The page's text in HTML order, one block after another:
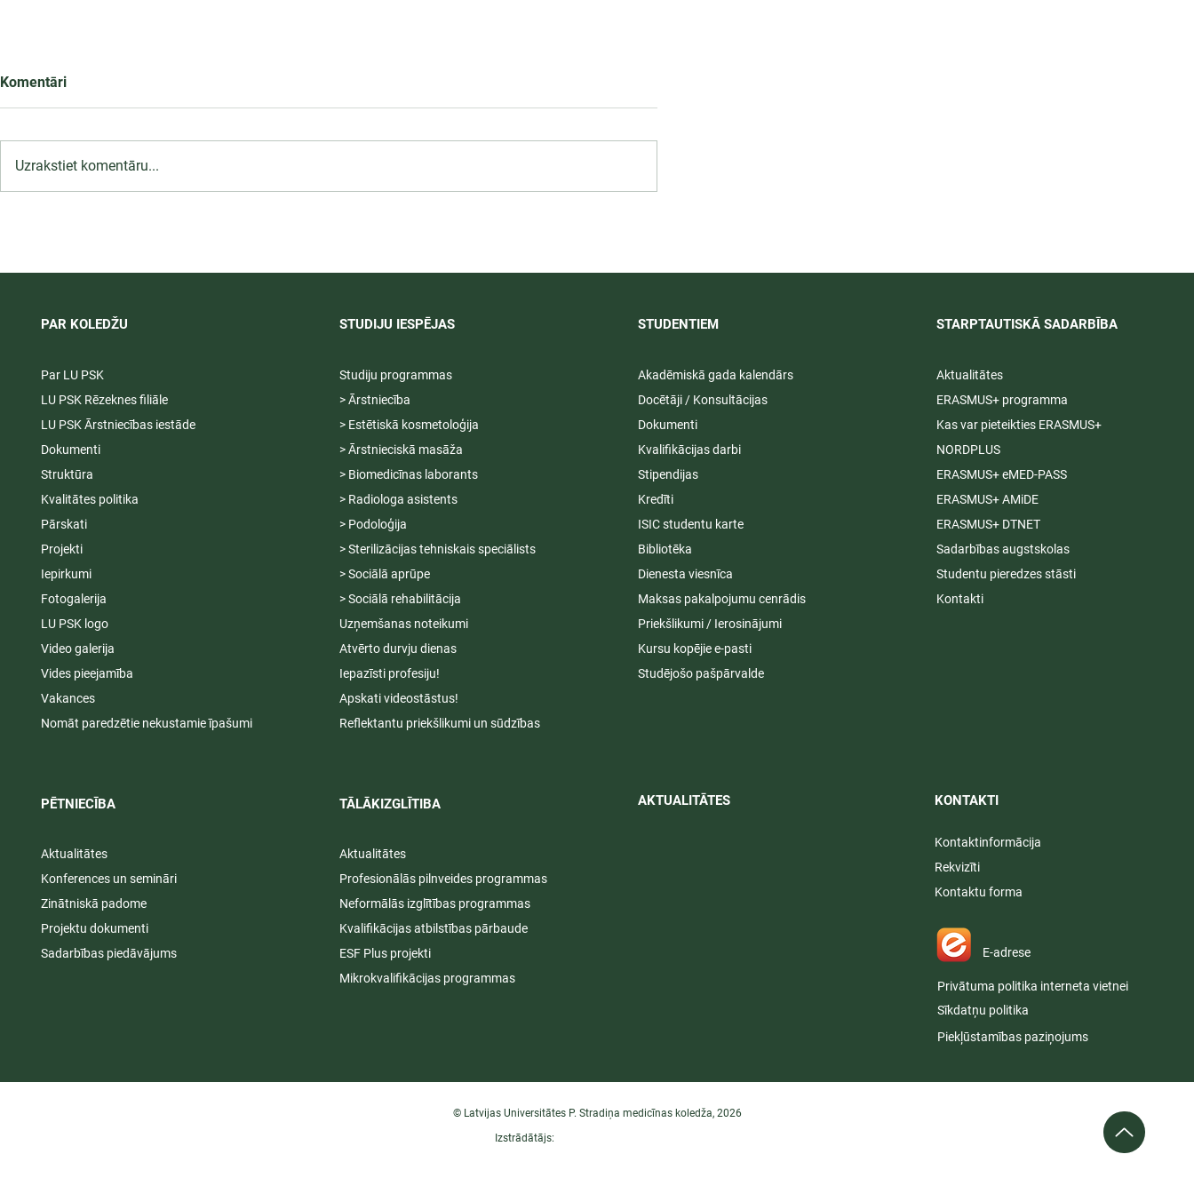
Komentāri
Uzrakstiet komentāru...
PAR KOLEDŽU
Par LU PSK
LU PSK Rēzeknes filiāle
LU PSK Ārstniecības iestāde
Dokumenti
Struktūra
Kvalitātes politika
Pārskati
Projekti
Iepirkumi
Fotogalerija
LU PSK logo
Video galerija
Vides pieejamība
Vakances
Nomāt paredzētie nekustamie īpašumi
PĒTNIECĪBA
Aktualitātes
Konferences un semināri
Zinātniskā padome
Projektu dokumenti
Sadarbības piedāvājums
STUDIJU IESPĒJAS
Studiju programmas
> Ārstniecība
> Estētiskā kosmetoloģija
> Ārstnieciskā masāža
> Biomedicīnas laborants
> Radiologa asistents
> Podoloģija
> Sterilizācijas tehniskais speciālists
> Sociālā aprūpe
> Sociālā rehabilitācija
Uzņemšanas noteikumi
Atvērto durvju dienas
Iepazīsti profesiju!
Apskati videostāstus!
Reflektantu priekšlikumi un sūdzības
TĀLĀKIZGLĪTIBA
Aktualitātes
Profesionālās pilnveides programmas
Neformālās izglītības programmas
Kvalifikācijas atbilstības pārbaude
ESF Plus projekti
Mikrokvalifikācijas programmas
STUDENTIEM​
Akadēmiskā gada kalendārs
Docētāji / Konsultācijas
Dokumenti
Kvalifikācijas darbi
Stipendijas
Kredīti
ISIC studentu karte
Bibliotēka
Dienesta viesnīca
Maksas pakalpojumu cenrādis
Priekšlikumi / Ierosinājumi
Kursu kopējie e-pasti
Studējošo pašpārvalde
AKTUALITĀTES​​
STARPTAUTISKĀ SADARBĪBA​
Aktualitātes
ERASMUS+ programma
Kas var pieteikties ERASMUS+
NORDPLUS
ERASMUS+ eMED-PASS
ERASMUS+ AMiDE
ERASMUS+ DTNET
Sadarbības augstskolas
Studentu pieredzes stāsti
Kontakti
KONTAKTI​
Kontaktinformācija
Rekvizīti
Kontaktu forma
E-adrese
Privātuma politika interneta vietnei
Sīkdatņu politika
Piekļūstamības paziņojums
© Latvijas Universitātes P. Stradiņa medicīnas koledža, 2026
Izstrādātājs: